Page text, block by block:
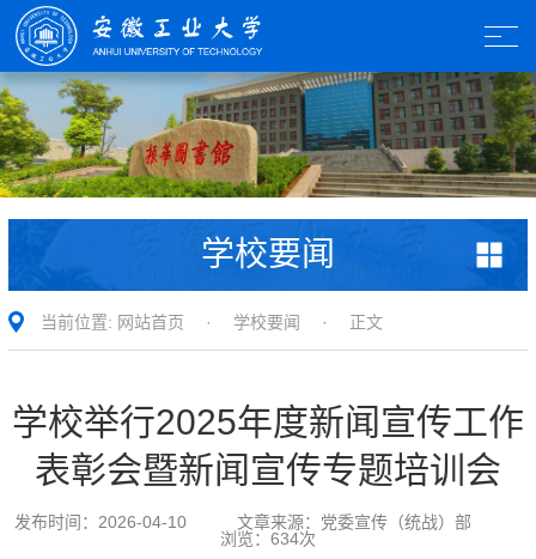
学校要闻
当前位置: 网站首页 · 学校要闻 · 正文
学校举行2025年度新闻宣传工作
表彰会暨新闻宣传专题培训会
发布时间： 2026-04-10文章来源： 党委宣传（统战）部
浏览： 634次